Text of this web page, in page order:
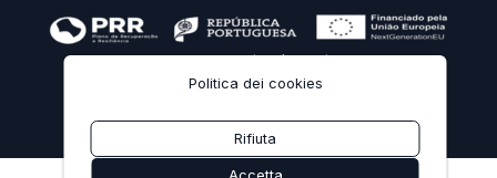
Politica dei cookies
Rifiuta
recuperarportugal.gov.pt